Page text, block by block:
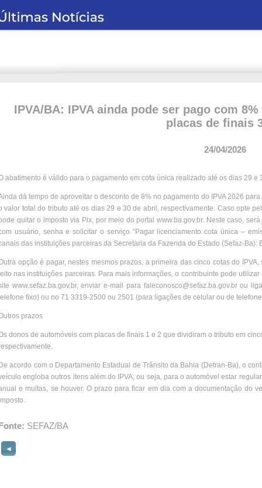
IPVA/BA: IPVA ainda pode ser pago com
placas de finais
24/04/2026
abatimento é válido para o pagamento em cota única realizado até os dias 29 e
dá tempo de aproveitar o desconto de 8% no pagamento do IPVA 2026
valor total do tributo até os dias 29 e 30 de abril, respectivamente. Caso opte
quitar o imposto via Pix, por meio do portal www.ba.gov.br. Neste caso,
usuário, senha e solicitar o serviço “Pagar licenciamento cota única –
das instituições parceiras da Secretaria da Fazenda do Estado (Sefaz-Ba):
opção é pagar, nestes mesmos prazos, a primeira das cinco cotas do
nas instituições parceiras. Para mais informações, o contribuinte pode
www.sefaz.ba.gov.br, enviar e-mail para faleconosco@sefaz.ba.gov.br ou
fixo) ou no 71 3319-2500 ou 2501 (para ligações de celular ou de
prazos
donos de automóveis com placas de finais 1 e 2 que dividiram o tributo em
acordo com o Departamento Estadual de Trânsito da Bahia (Detran-Ba), o
engloba outros itens além do IPVA, ou seja, para o automóvel estar
e multas, se houver. O prazo para ficar em dia com a documentação do
SEFAZ/BA
◄